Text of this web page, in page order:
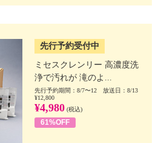
先行予約受付中
ミセスクレンリー 高濃度洗
浄で汚れが 滝のよ...
先行予約期間：8/7〜12 放送日：8/13
¥12,800
¥4,980 (税込)
61%OFF